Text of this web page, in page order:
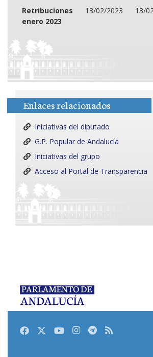
Retribuciones
enero 2023
13/02/2023 13/
Enlaces relacionados
Iniciativas del diputado
G.P. Popular de Andalucía
Iniciativas del grupo
Acceso al Portal de Transparencia
FacebookTwitterYoutubeInstagram
Telegram
RSS